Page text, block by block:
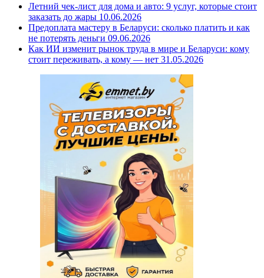
Летний чек-лист для дома и авто: 9 услуг, которые стоит
заказать до жары 10.06.2026
Предоплата мастеру в Беларуси: сколько платить и как
не потерять деньги 09.06.2026
Как ИИ изменит рынок труда в мире и Беларуси: кому
стоит переживать, а кому — нет 31.05.2026